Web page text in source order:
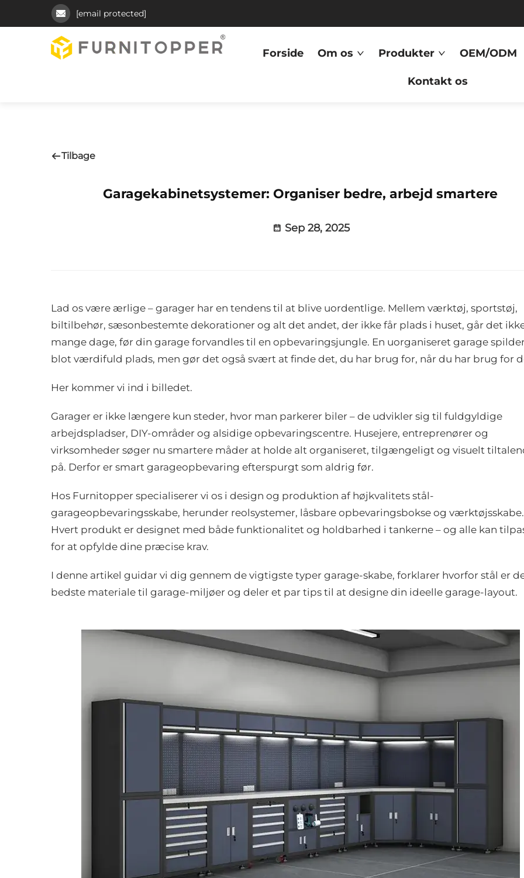
[email protected]
Forside Om os Produkter OEM/ODM
Kontakt os
Tilbage
Garagekabinetsystemer: Organiser bedre, arbejd smartere
Sep 28, 2025
Lad os være ærlige – garager har en tendens til at blive uordentlige. Mellem værktøj, sportstøj,
biltilbehør, sæsonbestemte dekorationer og alt det andet, der ikke får plads i huset, går det
mange dage, før din garage forvandles til en opbevaringsjungle. En uorganiseret garage
blot værdifuld plads, men gør det også svært at finde det, du har brug for, når du har brug for
Her kommer vi ind i billedet.
Garager er ikke længere kun steder, hvor man parkerer biler – de udvikler sig til fuldgyldige
arbejdspladser, DIY-områder og alsidige opbevaringscentre. Husejere, entreprenører og
virksomheder søger nu smartere måder at holde alt organiseret, tilgængeligt og visuelt
på. Derfor er smart garageopbevaring efterspurgt som aldrig før.
Hos Furnitopper specialiserer vi os i design og produktion af højkvalitets stål-
garageopbevaringsskabe, herunder reolsystemer, låsbare opbevaringsbokse og værktøjsskabe.
Hvert produkt er designet med både funktionalitet og holdbarhed i tankerne – og alle kan
for at opfylde dine præcise krav.
I denne artikel guidar vi dig gennem de vigtigste typer garage-skabe, forklarer hvorfor stål er
bedste materiale til garage-miljøer og deler et par tips til at designe din ideelle garage-layout.